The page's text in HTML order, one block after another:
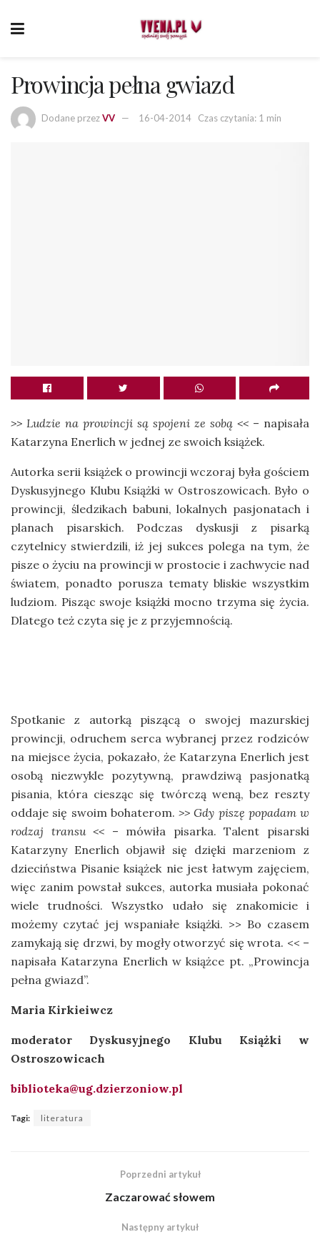
Prowincja pełna gwiazd
Dodane przezVV 16-04-2014 Czas czytania: 1 min
>> Ludzie na prowincji są spojeni ze sobą << – napisała
Katarzyna Enerlich w jednej ze swoich książek.
Autorka serii książek o prowincji wczoraj była gościem
Dyskusyjnego Klubu Książki w Ostroszowicach. Było o
prowincji, śledzikach babuni, lokalnych pasjonatach i
planach pisarskich. Podczas dyskusji z pisarką
czytelnicy stwierdzili, iż jej sukces polega na tym, że
pisze o życiu na prowincji w prostocie i zachwycie nad
światem, ponadto porusza tematy bliskie wszystkim
ludziom. Pisząc swoje książki mocno trzyma się życia.
Dlatego też czyta się je z przyjemnością.
Spotkanie z autorką piszącą o swojej mazurskiej
prowincji, odruchem serca wybranej przez rodziców
na miejsce życia, pokazało, że Katarzyna Enerlich jest
osobą niezwykle pozytywną, prawdziwą pasjonatką
pisania, która ciesząc się twórczą weną, bez reszty
oddaje się swoim bohaterom. >> Gdy piszę popadam w
rodzaj transu << – mówiła pisarka. Talent pisarski
Katarzyny Enerlich objawił się dzięki marzeniom z
dzieciństwa Pisanie książek nie jest łatwym zajęciem,
więc zanim powstał sukces, autorka musiała pokonać
wiele trudności. Wszystko udało się znakomicie i
możemy czytać jej wspaniałe książki. >> Bo czasem
zamykają się drzwi, by mogły otworzyć się wrota. << –
napisała Katarzyna Enerlich w książce pt. „Prowincja
pełna gwiazd”.
Maria Kirkieiwcz
moderator Dyskusyjnego Klubu Książki w
Ostroszowicach
biblioteka@ug.dzierzoniow.pl
Tagi: literatura
Poprzedni artykuł
Zaczarować słowem
Następny artykuł